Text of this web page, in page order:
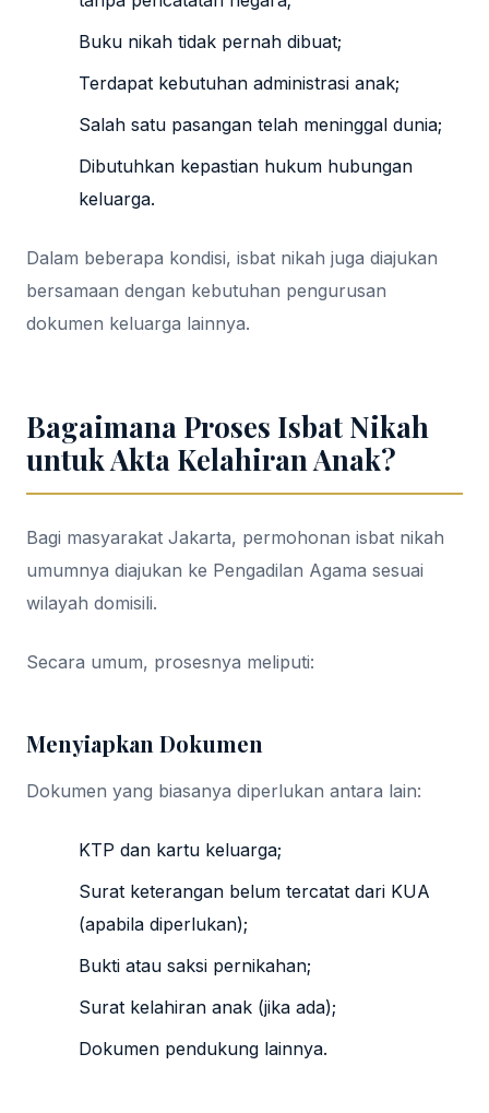
Buku nikah tidak pernah dibuat;
Terdapat kebutuhan administrasi anak;
Salah satu pasangan telah meninggal dunia;
Dibutuhkan kepastian hukum hubungan
keluarga.
Dalam beberapa kondisi, isbat nikah juga diajukan
bersamaan dengan kebutuhan pengurusan
dokumen keluarga lainnya.
Bagaimana Proses Isbat Nikah
untuk Akta Kelahiran Anak?
Bagi masyarakat Jakarta, permohonan isbat nikah
umumnya diajukan ke Pengadilan Agama sesuai
wilayah domisili.
Secara umum, prosesnya meliputi:
Menyiapkan Dokumen
Dokumen yang biasanya diperlukan antara lain:
KTP dan kartu keluarga;
Surat keterangan belum tercatat dari KUA
(apabila diperlukan);
Bukti atau saksi pernikahan;
Surat kelahiran anak (jika ada);
Dokumen pendukung lainnya.